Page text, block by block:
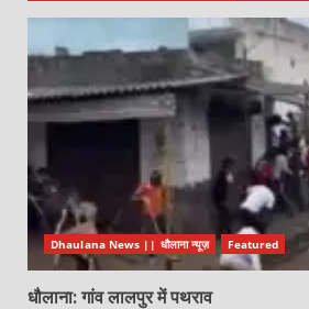
Dhaulana News || धौलाना न्यूज़ Featured
धौलाना: गांव लालपुर में पथराव